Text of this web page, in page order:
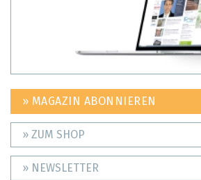
» MAGAZIN ABONNIEREN
» ZUM SHOP
» NEWSLETTER